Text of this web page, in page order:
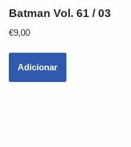
Batman Vol. 61 / 03
€9,00
Adicionar